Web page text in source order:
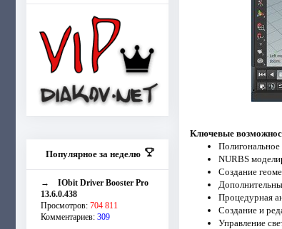
Популярное за неделю
→ IObit Driver Booster Pro
13.6.0.438
Просмотров: 704 811
Комментариев: 309
Ключевые
NURBS
Создание
Процедурная
Создание и
Управление